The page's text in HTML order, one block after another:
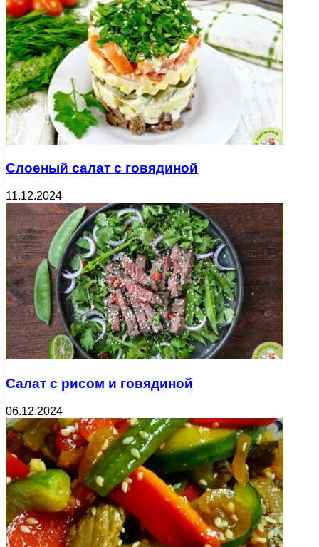
Слоеный салат с говядиной
11.12.2024
Салат с рисом и говядиной
06.12.2024